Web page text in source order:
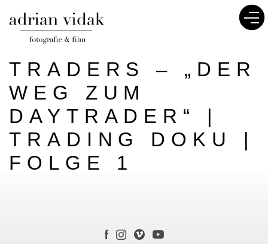
TRADERS – „DER
WEG ZUM
DAYTRADER“ |
TRADING DOKU |
FOLGE 1